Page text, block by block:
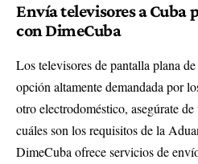
Envía televisores a Cuba
con DimeCuba
Los televisores de pantalla plana
opción altamente demandada por
otro electrodoméstico, asegúrate
cuáles son los requisitos de la
DimeCuba ofrece servicios de